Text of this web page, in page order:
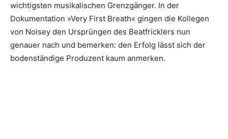
wichtigsten musikalischen Grenzgänger. In der
Dokumentation »Very First Breath« gingen die Kollegen
von Noisey den Ursprüngen des Beatfricklers nun
genauer nach und bemerken: den Erfolg lässt sich der
bodenständige Produzent kaum anmerken.